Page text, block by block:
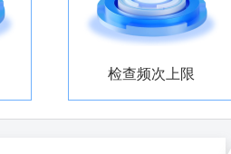
检查频次上限